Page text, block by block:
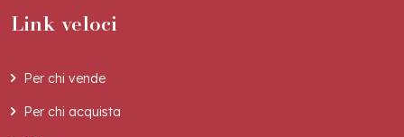
Link veloci
Per chi vende
Per chi acquista